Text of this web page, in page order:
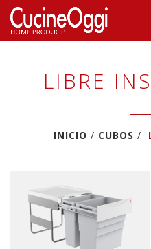
LIBRE
INICIO CUBOS